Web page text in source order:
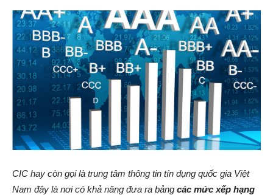
CIC hay còn gọi là trung tâm thông tin tín dụng quốc gia Việt
Nam đây là nơi có khả năng đưa ra bảng các mức xếp hạng